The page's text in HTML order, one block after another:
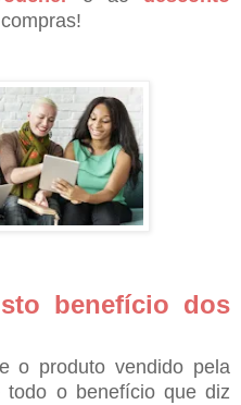
benefício dos
o produto vendido pela
todo o benefício que diz